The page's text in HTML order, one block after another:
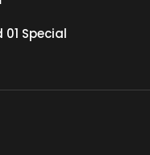
Special